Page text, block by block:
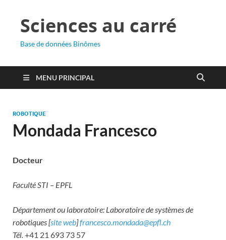
Sciences au carré
Base de données Binômes
MENU PRINCIPAL
ROBOTIQUE
Mondada Francesco
Docteur
Faculté STI – EPFL
Département ou laboratoire: Laboratoire de systèmes de
robotiques [site web]francesco.mondada@epfl.ch
Tél.+41 21 693 73 57